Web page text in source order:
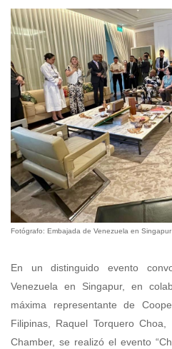
Fotógrafo: Embajada de Venezuela en Singapur
En un distinguido evento
Venezuela en Singapur, en
máxima representante de
Filipinas, Raquel Torquero
Chamber, se realizó el evento